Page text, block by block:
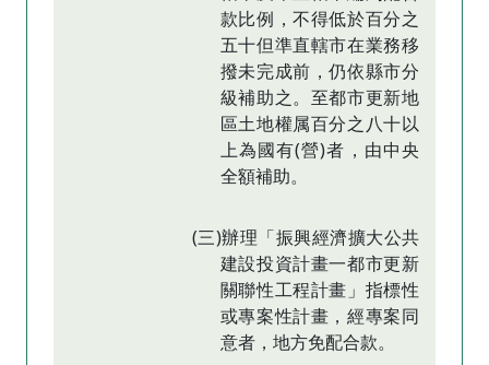
款比例，不得低於百分之
五十但準直轄市在業務移
撥未完成前，仍依縣市分
級補助之。至都市更新地
區土地權属百分之八十以
上為國有(營)者，由中央
全額補助。
(三)辦理「振興經濟擴大公共
建設投資計畫一都市更新
關聯性工程計畫」指標性
或專案性計畫，經專案同
意者，地方免配合款。